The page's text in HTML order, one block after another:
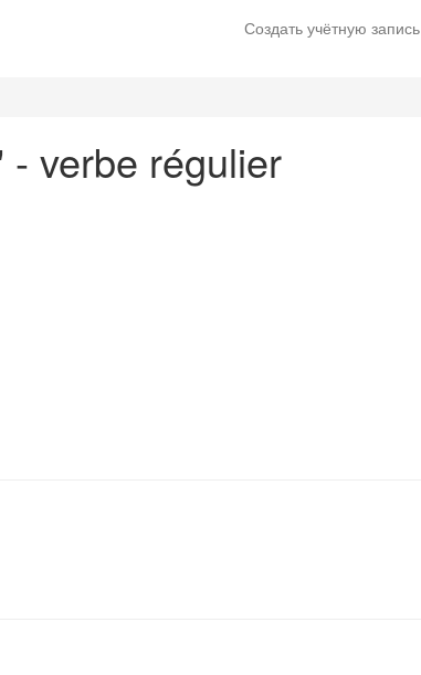
Создать учётную запись
verbe régulier